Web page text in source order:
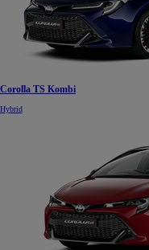
Corolla TS Kombi
Hybrid